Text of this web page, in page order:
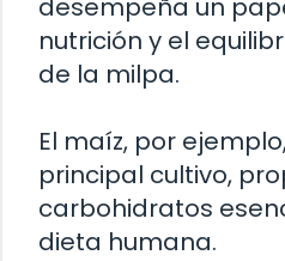
desempeña un
nutrición y el
de la milpa.
El maíz, por
principal cultivo,
carbohidratos
dieta humana.